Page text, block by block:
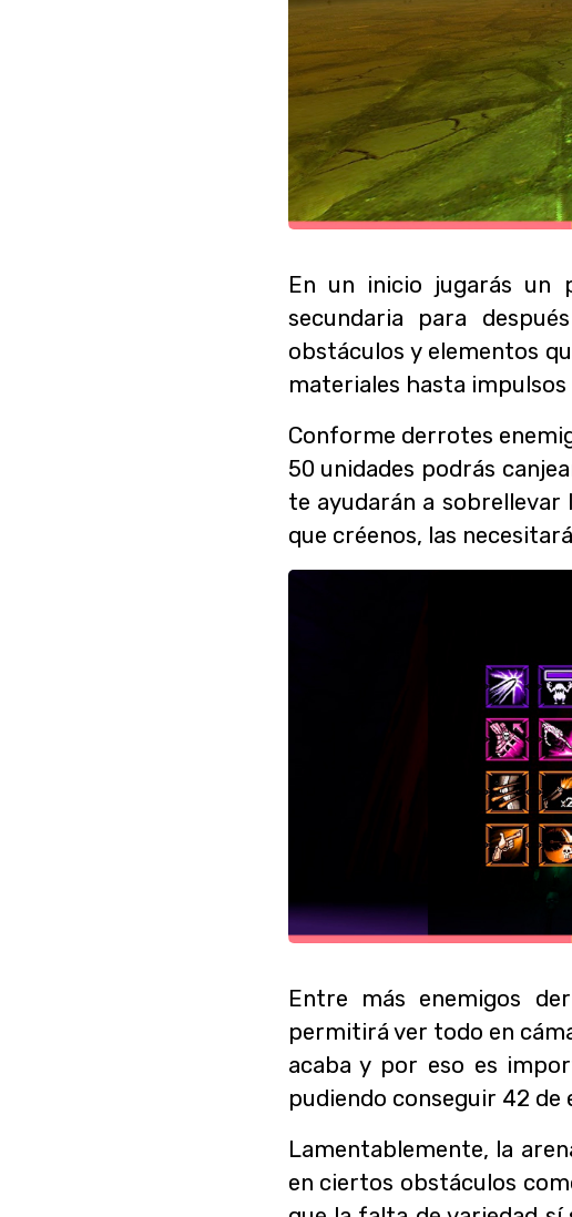
En un inicio jugarás un
secundaria para
obstáculos y elementos
materiales hasta impulsos
Conforme derrotes
50 unidades podrás
te ayudarán a sobrellevar
que créenos, las
Entre más enemigos
permitirá ver todo en
acaba y por eso es
pudiendo conseguir 42 de
Lamentablemente, la
en ciertos obstáculos